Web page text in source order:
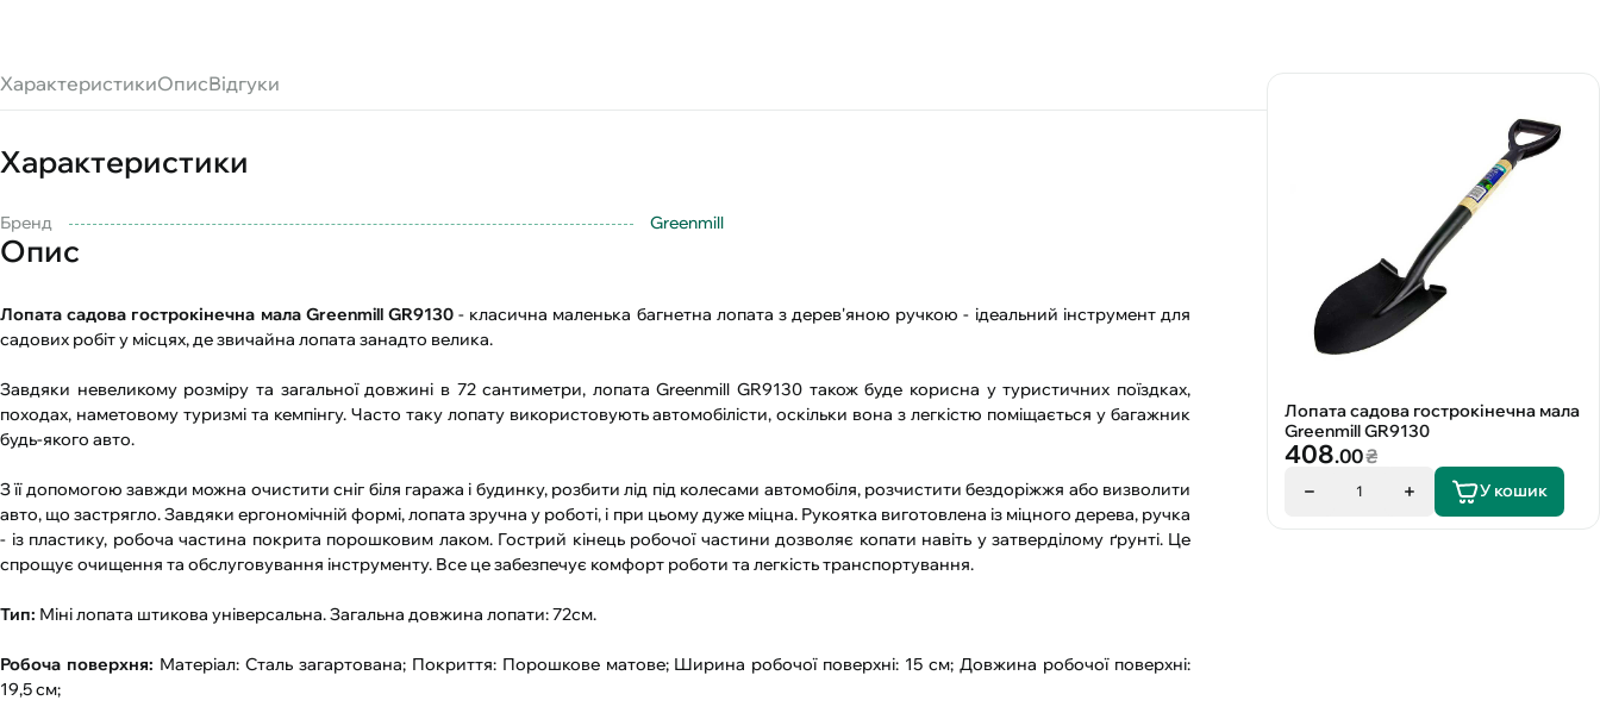
ХарактеристикиОписВідгуки
Характеристики
Бренд Greenmill
Опис
Лопата садова гострокінечна мала Greenmill GR9130- класична маленька багнетна лопата з дерев'яною ручкою - ідеальний інструмент для
садових робіт у місцях, де звичайна лопата занадто велика.
Завдяки невеликому розміру та загальної довжині в 72 сантиметри, лопата Greenmill GR9130 також буде корисна у туристичних поїздках,
походах, наметовому туризмі та кемпінгу. Часто таку лопату використовують автомобілісти, оскільки вона з легкістю поміщається у багажник
будь-якого авто.
З її допомогою завжди можна очистити сніг біля гаража і будинку, розбити лід під колесами автомобіля, розчистити бездоріжжя або визволити
авто, що застрягло. Завдяки ергономічній формі, лопата зручна у роботі, і при цьому дуже міцна. Рукоятка виготовлена ​​із міцного дерева, ручка
- із пластику, робоча частина покрита порошковим лаком. Гострий кінець робочої частини дозволяє копати навіть у затверділому ґрунті. Це
спрощує очищення та обслуговування інструменту. Все це забезпечує комфорт роботи та легкість транспортування.
Тип: Міні лопата штикова універсальна. Загальна довжина лопати: 72см.
Робоча поверхня: Матеріал: Сталь загартована; Покриття: Порошкове матове; Ширина робочої поверхні: 15 см; Довжина робочої поверхні:
19,5 см;
Лопата садова гострокінечна мала
Greenmill GR9130
408.00₴
1 У кошик